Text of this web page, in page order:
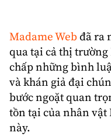
Madame Web đã ra
qua tại cả thị trường
chấp những bình
và khán giả đại
bước ngoặt quan
tồn tại của nhân vật
này.